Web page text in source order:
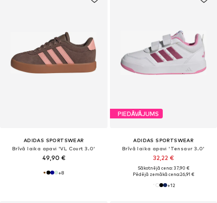
ADIDAS SPORTSWEAR
Brīvā laika apavi 'VL Court 3.0'
49,90 €
+8
PIEDĀVĀJUMS
ADIDAS SPORTSWEAR
Brīvā laika apavi 'Tensaur 3.0'
32,22 €
Sākotnējā cena: 37,90 €
Pēdējā zemākā cena:26,91 €
+12